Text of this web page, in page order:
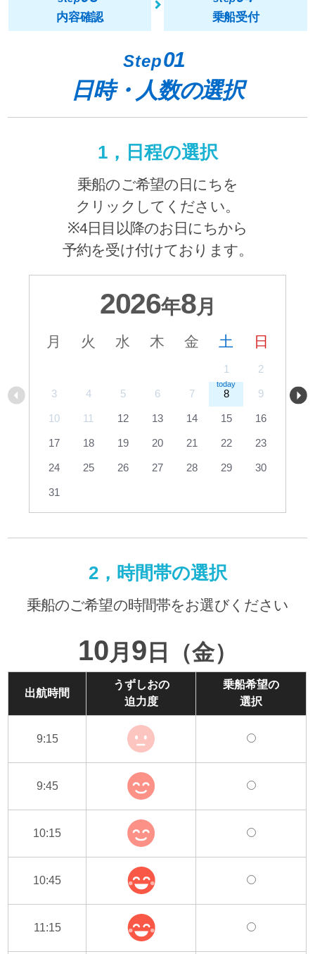
内容確認 乗船受付
Step01
日時・人数の選択
1，日程の選択
乗船のご希望の日にちを
クリックしてください。
※4日目以降のお日にちから
予約を受け付けております。
2026年8月
月 火 水 木 金 土 日
1 2
3 4 5 6 7 8 9
10 11 12 13 14 15 16
17 18 19 20 21 22 23
24 25 26 27 28 29 30
31
2，時間帯の選択
乗船のご希望の時間帯をお選びください
10月 9 日（金）
出航時間
うずしおの
迫力度
乗船希望の
選択
9:15
9:45
10:15
10:45
11:15